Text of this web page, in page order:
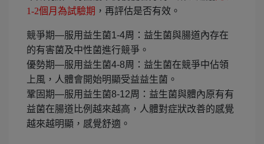
1-2個月為試驗期 ，再評估是否有效。
競爭期—服用益生菌1-4周：益生菌與腸道內存在
的有害菌及中性菌進行競爭。
優勢期—服用益生菌4-8周：益生菌在競爭中佔領
上風，人體會開始明顯受益益生菌。
鞏固期—服用益生菌8-12周：益生菌與體內原有有
益菌在腸道比例越來越高，人體對症狀改善的感覺
越來越明顯，感覺舒適。